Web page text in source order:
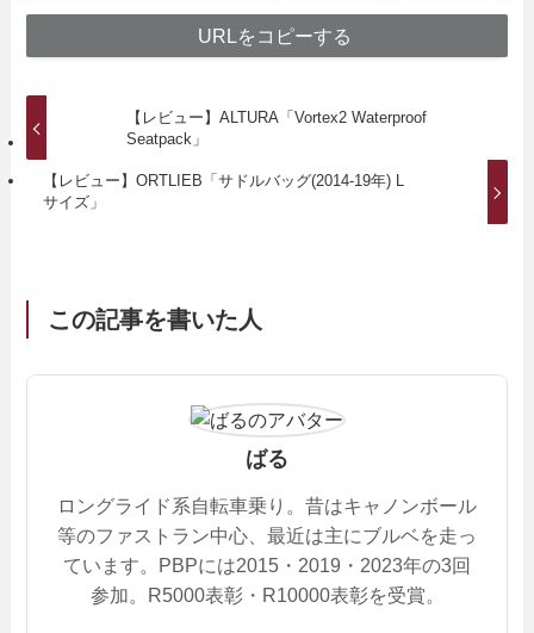
URLをコピーする
【レビュー】ALTURA「Vortex2 Waterproof
Seatpack」
【レビュー】ORTLIEB「サドルバッグ(2014-19年) L
サイズ」
この記事を書いた人
ばる
ロングライド系自転車乗り。昔はキャノンボール
等のファストラン中心、最近は主にブルベを走っ
ています。PBPには2015・2019・2023年の3回
参加。R5000表彰・R10000表彰を受賞。